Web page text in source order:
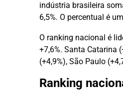
indústria brasileira
6,5%. O percentual é
O ranking nacional é
+7,6%. Santa Catarina
(+4,9%), São Paulo
Ranking